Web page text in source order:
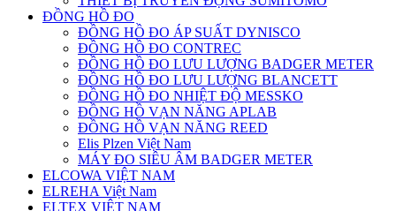
ĐỒNG HỒ ĐO
ĐỒNG HỒ ĐO ÁP SUẤT DYNISCO
ĐỒNG HỒ ĐO CONTREC
ĐỒNG HỒ ĐO LƯU LƯỢNG BADGER METER
ĐỒNG HỒ ĐO LƯU LƯỢNG BLANCETT
ĐỒNG HỒ ĐO NHIỆT ĐỘ MESSKO
ĐỒNG HỒ VẠN NĂNG APLAB
ĐỒNG HỒ VẠN NĂNG REED
Elis Plzen Việt Nam
MÁY ĐO SIÊU ÂM BADGER METER
ELCOWA VIỆT NAM
ELREHA Việt Nam
ELTEX VIỆT NAM